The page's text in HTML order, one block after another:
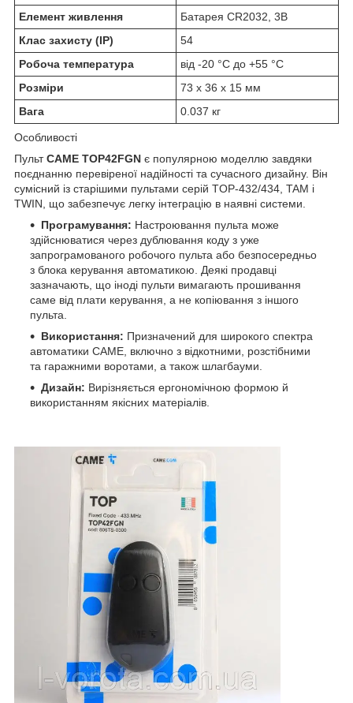
Елемент живлення
Батарея CR2032, 3В
Клас захисту (IP)
54
Робоча температура
від -20 °C до +55 °C
Розміри
73 x 36 x 15 мм
Вага
0.037 кг
Особливості
ПультCAME TOP42FGN є популярною моделлю завдяки
поєднанню перевіреної надійності та сучасного дизайну. Він
сумісний із старішими пультами серій TOP-432/434, TAM і
TWIN, що забезпечує легку інтеграцію в наявні системи.
Програмування: Настроювання пульта може
здійснюватися через дублювання коду з уже
запрограмованого робочого пульта або безпосередньо
з блока керування автоматикою. Деякі продавці
зазначають, що іноді пульти вимагають прошивання
саме від плати керування, а не копіювання з іншого
пульта.
Використання: Призначений для широкого спектра
автоматики CAME, включно з відкотними, розстібними
та гаражними воротами, а також шлагбауми.
Дизайн: Вирізняється ергономічною формою й
використанням якісних матеріалів.